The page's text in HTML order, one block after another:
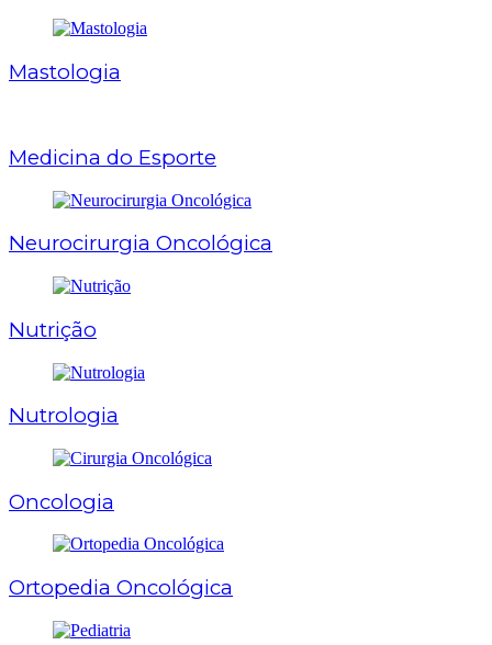
Mastologia
Medicina do Esporte
Neurocirurgia Oncológica
Nutrição
Nutrologia
Oncologia
Ortopedia Oncológica